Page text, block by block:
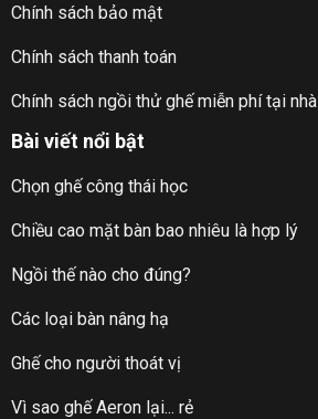
Chính sách bảo mật
Chính sách thanh toán
Chính sách ngồi thử ghế miễn phí tại nhà
Bài viết nổi bật
Chọn ghế công thái học
Chiều cao mặt bàn bao nhiêu là hợp lý
Ngồi thế nào cho đúng?
Các loại bàn nâng hạ
Ghế cho người thoát vị
Vì sao ghế Aeron lại... rẻ